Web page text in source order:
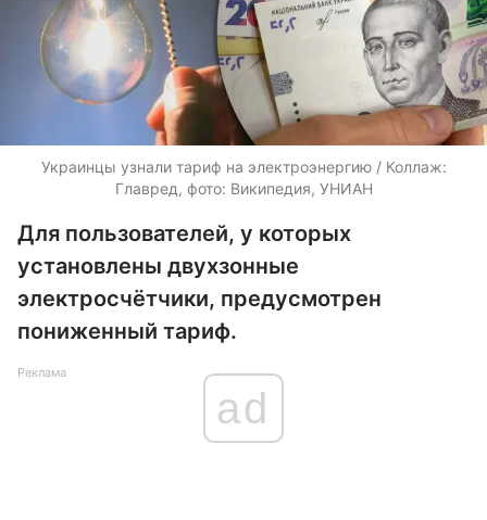
Украинцы узнали тариф на электроэнергию / Коллаж:
Главред, фото: Википедия, УНИАН
Для пользователей, у которых
установлены двухзонные
электросчётчики, предусмотрен
пониженный тариф.
Реклама
ad